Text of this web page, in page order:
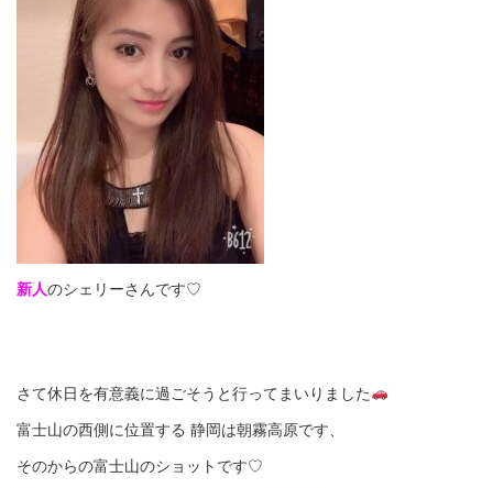
新人のシェリーさんです♡
さて休日を有意義に過ごそうと行ってまいりました
富士山の西側に位置する 静岡は朝霧高原です、
そのからの富士山のショットです♡